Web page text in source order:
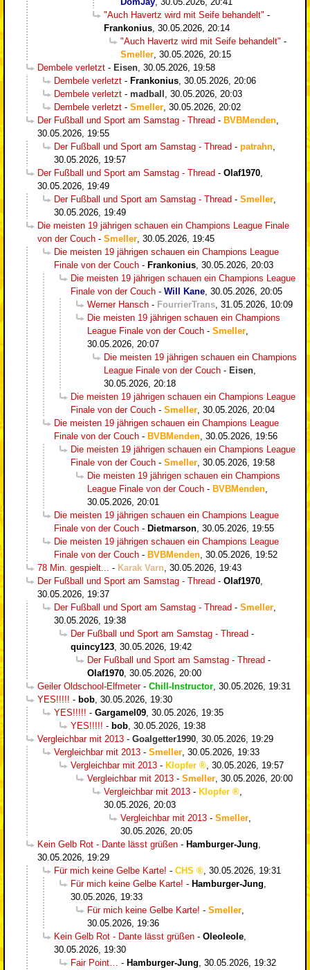
"Auch Havertz wird mit Seife behandelt" -
Frankonius 30.05.2026, 20:14
"Auch Havertz wird mit Seife behandelt" -
Smeller 30.05.2026, 20:15
Dembele verletzt - Eisen 30.05.2026, 19:58
Dembele verletzt - Frankonius 30.05.2026, 20:06
Dembele verletzt - madball
30.05.2026, 20:03
Dembele verletzt - Smeller 30.05.2026, 20:02
Der Fußball und Sport am Samstag - Thread - BVBMenden
30.05.2026, 19:55
Der Fußball und Sport am Samstag - Thread - patrahn
30.05.2026, 19:57
Der Fußball und Sport am Samstag - Thread - Olaf1970
30.05.2026, 19:49
Der Fußball und Sport am Samstag - Thread - Smeller
30.05.2026, 19:49
Die meisten 19 jährigen schauen ein Champions League Finale
von der Couch - Smeller 30.05.2026, 19:45
Die meisten 19 jährigen schauen ein Champions League
Finale von der Couch - Frankonius 30.05.2026, 20:03
Die meisten 19 jährigen schauen ein Champions League
Finale von der Couch - Will Kane 30.05.2026, 20:05
Werner Hansch - FourrierTrans 31.05.2026, 10:09
Die meisten 19 jährigen schauen ein Champions
League Finale von der Couch - Smeller
30.05.2026, 20:07
Die meisten 19 jährigen schauen ein Champions
League Finale von der Couch - Eisen
30.05.2026, 20:18
Die meisten 19 jährigen schauen ein Champions League
Finale von der Couch - Smeller 30.05.2026, 20:04
Die meisten 19 jährigen schauen ein Champions League
Finale von der Couch - BVBMenden 30.05.2026, 19:56
Die meisten 19 jährigen schauen ein Champions League
Finale von der Couch - Smeller 30.05.2026, 19:58
Die meisten 19 jährigen schauen ein Champions
League Finale von der Couch - BVBMenden
30.05.2026, 20:01
Die meisten 19 jährigen schauen ein Champions League
Finale von der Couch - Dietmarson 30.05.2026, 19:55
Die meisten 19 jährigen schauen ein Champions League
Finale von der Couch - BVBMenden 30.05.2026, 19:52
78 Min. gespielt...
- Karak Varn 30.05.2026, 19:43
Der Fußball und Sport am Samstag - Thread - Olaf1970
30.05.2026, 19:37
Der Fußball und Sport am Samstag - Thread - Smeller
30.05.2026, 19:38
Der Fußball und Sport am Samstag - Thread -
quincy123 30.05.2026, 19:42
Der Fußball und Sport am Samstag - Thread -
Olaf1970 30.05.2026, 20:00
Geiler Oldschool-Elfmeter- Chill-Instructor 30.05.2026, 19:31
YES!!!!! - bob 30.05.2026, 19:30
YES!!!!! - Gargamel09 30.05.2026, 19:35
YES!!!!! - bob 30.05.2026, 19:38
Vergleichbar mit 2013 - Goalgetter1990 30.05.2026, 19:29
Vergleichbar mit 2013 - Smeller 30.05.2026, 19:33
Vergleichbar mit 2013 - Klopfer
30.05.2026, 19:57
Vergleichbar mit 2013 - Smeller 30.05.2026, 20:00
Vergleichbar mit 2013 - Klopfer
30.05.2026, 20:03
Vergleichbar mit 2013 - Smeller
30.05.2026, 20:05
Kein Gelb Rot - Dante lässt grüßen - Hamburger-Jung
30.05.2026, 19:29
Für mich keine Gelbe Karte! - CHS
30.05.2026, 19:31
Für mich keine Gelbe Karte! - Hamburger-Jung
30.05.2026, 19:33
Für mich keine Gelbe Karte! - Smeller
30.05.2026, 19:36
Kein Gelb Rot - Dante lässt grüßen - Oleoleole
30.05.2026, 19:30
Fair Point…
- Hamburger-Jung 30.05.2026, 19:32